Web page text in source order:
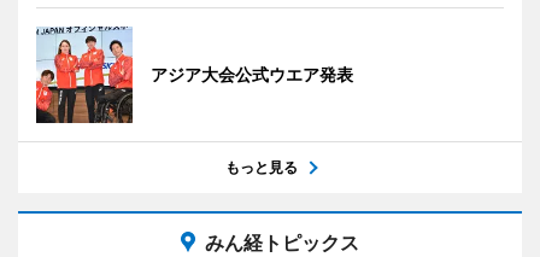
アジア大会公式ウエア発表
もっと見る
みん経トピックス